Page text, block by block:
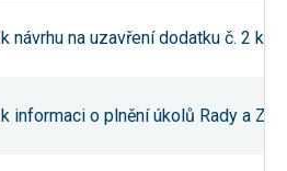
k návrhu na uzavření dodatku č. 2
k informaci o plnění úkolů Rady a